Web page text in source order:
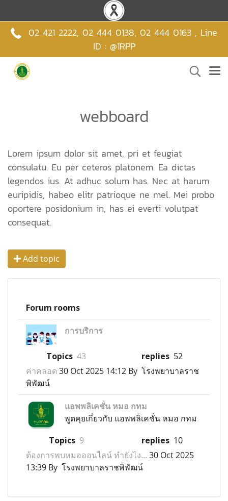
02 421 2222, 02 444 0138, 02 444 0163 , Line
ID : @1RPP
webboard
Lorem ipsum dolor sit amet, pri et feugiat
consulatu. Eu per ceteros platonem. Ea dictas
legendos ius. At adhuc solum has. Nec at harum
euripidis, habeo elitr patrioque ne mel. Mei probo
oportere posidonium in, has ei everti volutpat
consequat.
Add topic
Forum rooms
การบริการ
Topics 43 replies 52
ค่าคลอด 30 Oct 2025 14:12 By โรงพยาบาลราช
พิพัฒน์
แอพพลิเคชั่น หมอ กทม
พูดคุยเกี่ยวกับ แอพพลิเคชั่น หมอ กทม
Topics 9 replies 10
ต้องการพบหมอออนไลน์ ทำยังไง... 30 Oct 2025
13:39 By โรงพยาบาลราชพิพัฒน์